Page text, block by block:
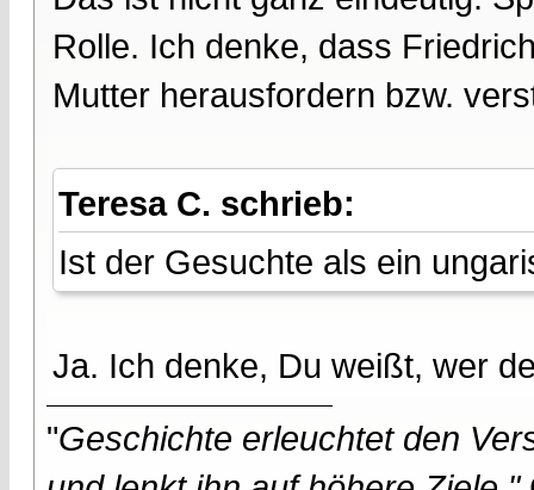
Rolle. Ich denke, dass
Mutter herausfordern bzw.
Teresa C. schrieb:
Ist der Gesuchte als ein
Ja. Ich denke, Du weißt, wer
"Geschichte erleuchtet den